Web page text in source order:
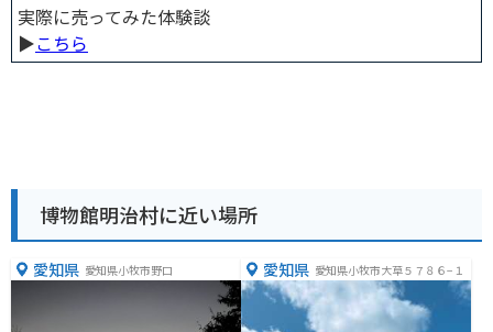
実際に売ってみた体験談
▶︎こちら
博物館明治村に近い場所
愛知県 愛知県小牧市野口 愛知県 愛知県小牧市大草５７８６−１